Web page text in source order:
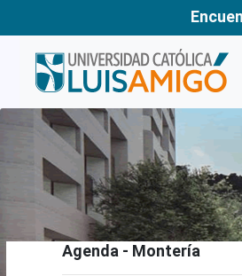
Agenda - Montería